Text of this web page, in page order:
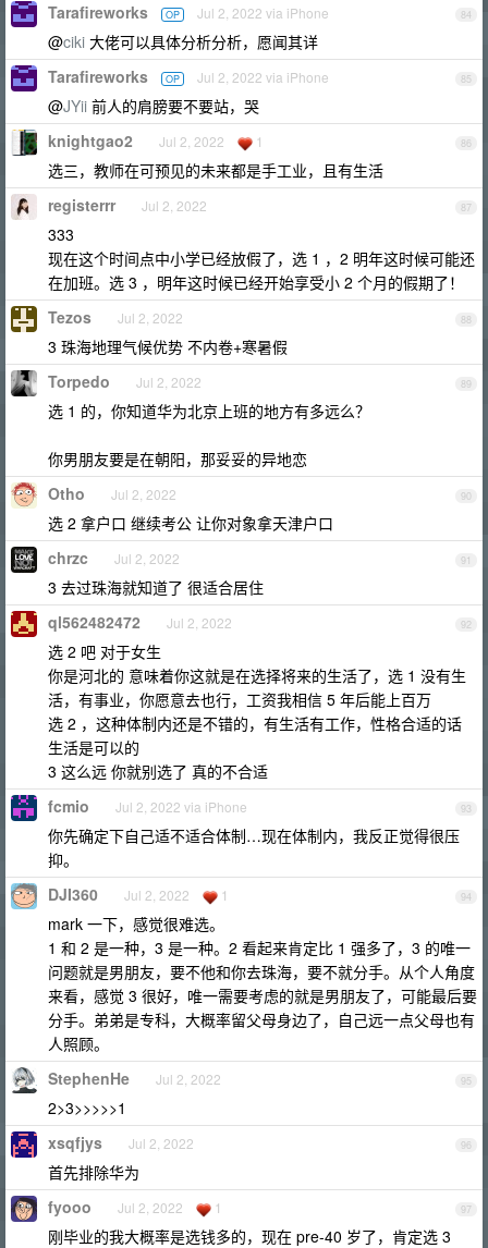
84
Tarafireworks OP Jul 2, 2022 via iPhone
@ciki 大佬可以具体分析分析，愿闻其详
85
Tarafireworks OP Jul 2, 2022 via iPhone
@JYii 前人的肩膀要不要站，哭
86
knightgao2 Jul 2, 2022 1
选三，教师在可预见的未来都是手工业，且有生活
87
registerrr Jul 2, 2022
333
现在这个时间点中小学已经放假了，选 1 ，2 明年这时候可能还
在加班。选 3 ，明年这时候已经开始享受小 2 个月的假期了！
88
Tezos Jul 2, 2022
3 珠海地理气候优势 不内卷+寒暑假
89
Torpedo Jul 2, 2022
选 1 的，你知道华为北京上班的地方有多远么？
你男朋友要是在朝阳，那妥妥的异地恋
90
Otho Jul 2, 2022
选 2 拿户口 继续考公 让你对象拿天津户口
91
chrzc Jul 2, 2022
3 去过珠海就知道了 很适合居住
92
ql562482472 Jul 2, 2022
选 2 吧 对于女生
你是河北的 意味着你这就是在选择将来的生活了，选 1 没有生
活，有事业，你愿意去也行，工资我相信 5 年后能上百万
选 2 ，这种体制内还是不错的，有生活有工作，性格合适的话
生活是可以的
3 这么远 你就别选了 真的不合适
93
fcmio Jul 2, 2022 via iPhone
你先确定下自己适不适合体制…现在体制内，我反正觉得很压
抑。
94
DJI360 Jul 2, 2022 1
mark 一下，感觉很难选。
1 和 2 是一种，3 是一种。2 看起来肯定比 1 强多了，3 的唯一
问题就是男朋友，要不他和你去珠海，要不就分手。从个人角度
来看，感觉 3 很好，唯一需要考虑的就是男朋友了，可能最后要
分手。弟弟是专科，大概率留父母身边了，自己远一点父母也有
人照顾。
95
StephenHe Jul 2, 2022
2>3>>>>>1
96
xsqfjys Jul 2, 2022
首先排除华为
97
fyooo Jul 2, 2022 1
刚毕业的我大概率是选钱多的，现在 pre-40 岁了，肯定选 3